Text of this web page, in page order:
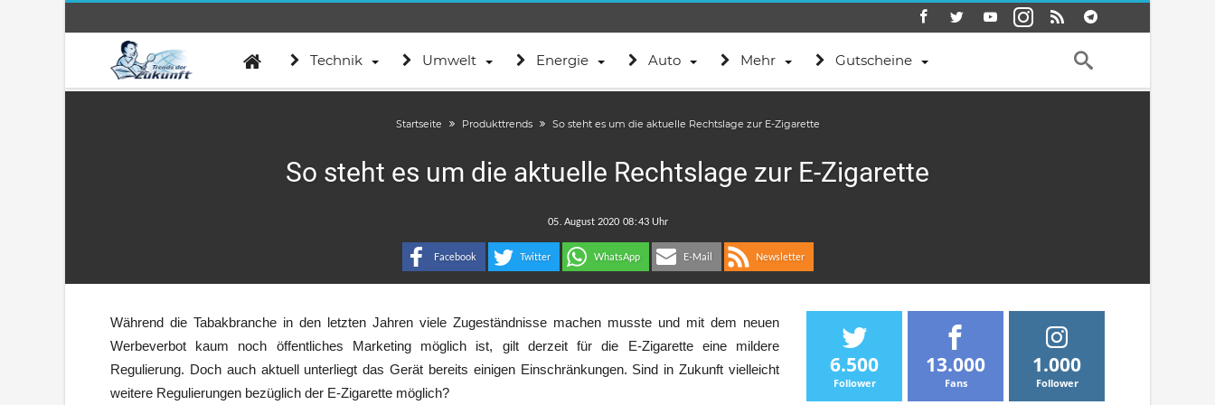
Technik Umwelt Energie Auto Mehr Gutscheine
Startseite Produkttrends So steht es um die aktuelle Rechtslage zur E-Zigarette
So steht es um die aktuelle Rechtslage zur E-Zigarette
:
Facebook Twitter WhatsApp E-Mail Newsletter
Während die Tabakbranche in den letzten Jahren viele Zugeständnisse machen musste und mit dem neuen
Werbeverbot kaum noch öffentliches Marketing möglich ist, gilt derzeit für die E-Zigarette eine mildere
Regulierung. Doch auch aktuell unterliegt das Gerät bereits einigen Einschränkungen. Sind in Zukunft vielleicht
weitere Regulierungen bezüglich der E-Zigarette möglich?
6.500
Follower
13.000
Fans
1.000
Follower